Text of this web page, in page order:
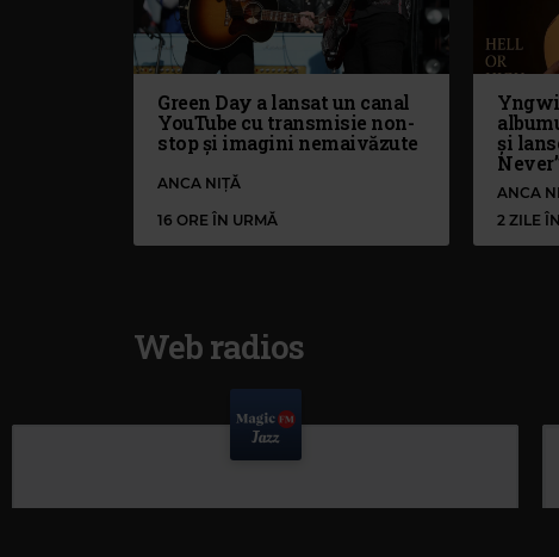
Green Day a lansat un canal
YouTube cu transmisie non-
stop și imagini nemaivăzute
ANCA NIȚĂ
16 ORE ÎN URMĂ
și
ANCA
2 ZILE
Web radios